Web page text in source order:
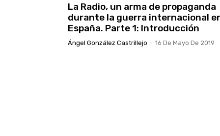
La Radio, un arma de propaganda
durante la guerra internacional
España. Parte 1: Introducción
Ángel González Castrillejo - 16 De Mayo De 2019